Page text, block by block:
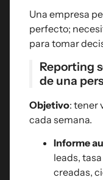
Una empresa
perfecto;
para tomar
Reporting
de una
Objetivo: tener
cada semana.
Informe
leads,
creadas,